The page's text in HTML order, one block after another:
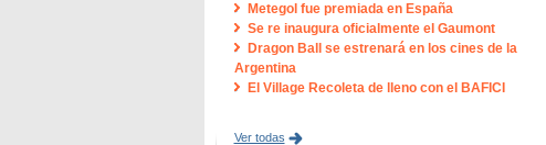
Metegol fue premiada en España
Se re inaugura oficialmente el Gaumont
Dragon Ball se estrenará en los cines de la
Argentina
El Village Recoleta de lleno con el BAFICI
Ver todas